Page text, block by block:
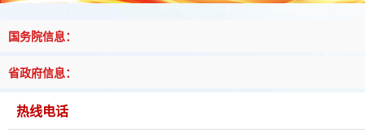
国务院信息：
省政府信息：
热线电话